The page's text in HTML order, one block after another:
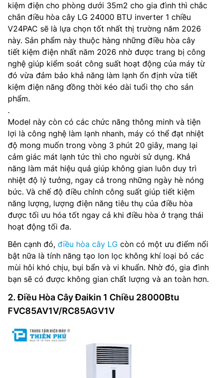
kiệm điện cho phòng dưới 35m2 cho gia đình thì chắc
chắn điều hòa cây LG 24000 BTU inverter 1 chiều
V24PAC sẽ là lựa chọn tốt nhất thị trường năm 2026
này. Sản phẩm này thuộc hàng những điều hòa cây
tiết kiệm điện nhất năm 2026 nhờ được trang bị công
nghệ giúp kiểm soát công suất hoạt động của máy từ
đó vừa đảm bảo khả năng làm lạnh ổn định vừa tiết
kiệm điện năng đồng thời kéo dài tuổi thọ cho sản
phẩm.
.
Model này còn có các chức năng thông minh và tiện
lợi là công nghệ làm lạnh nhanh, máy có thể đạt nhiệt
độ mong muốn trong vòng 3 phút 20 giây, mang lại
cảm giác mát lạnh tức thì cho người sử dụng. Khả
năng làm mát hiệu quả giúp không gian luôn duy trì
nhiệt độ lý tưởng, ngay cả trong những ngày hè nóng
bức. Và chế độ điều chỉnh công suất giúp tiết kiệm
năng lượng, lượng điện năng tiêu thụ của điều hòa
được tối ưu hóa tốt ngay cả khi điều hòa ở trạng thái
hoạt động tối đa.
Bên cạnh đó, điều hòa cây LG còn có một ưu điểm nổi
bật nữa là tính năng tạo Ion lọc không khí loại bỏ các
mùi hôi khó chịu, bụi bẩn và vi khuẩn. Nhờ đó, gia đình
bạn sẽ có được không gian chất lượng và an toàn hơn.
2. Điều Hòa Cây Đaikin 1 Chiều 28000Btu
FVC85AV1V/RC85AGV1V